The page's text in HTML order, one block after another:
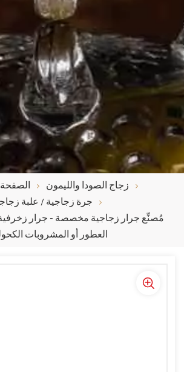
زجاج الصودا والليمون
جرة زجاجية / علبة
مُصنِّع جرار زجاجية مخصصة - جرار زخرفية
العطور أو المشروبات